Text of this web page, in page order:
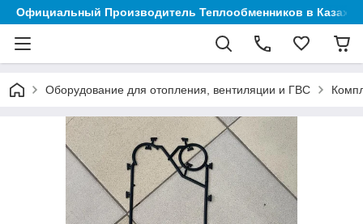
Официальный Производитель Теплообменников в
Оборудование для отопления, вентиляции и ГВС